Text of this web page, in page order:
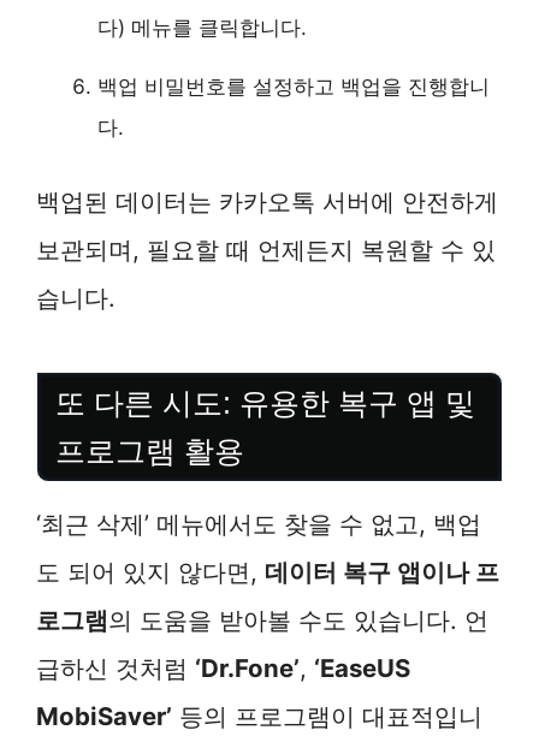
다) 메뉴를 클릭합니다.
백업 비밀번호를 설정하고 백업을 진행합니
다.
백업된 데이터는 카카오톡 서버에 안전하게
보관되며, 필요할 때 언제든지 복원할 수 있
습니다.
또 다른 시도: 유용한 복구 앱 및
프로그램 활용
‘최근 삭제’ 메뉴에서도 찾을 수 없고, 백업
도 되어 있지 않다면, 데이터 복구 앱이나 프
로그램의 도움을 받아볼 수도 있습니다. 언
급하신 것처럼 ‘Dr.Fone’, ‘EaseUS
MobiSaver’ 등의 프로그램이 대표적입니